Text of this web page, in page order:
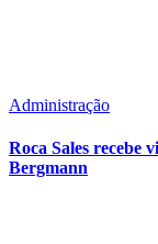
Administração
Roca Sales recebe
Bergmann